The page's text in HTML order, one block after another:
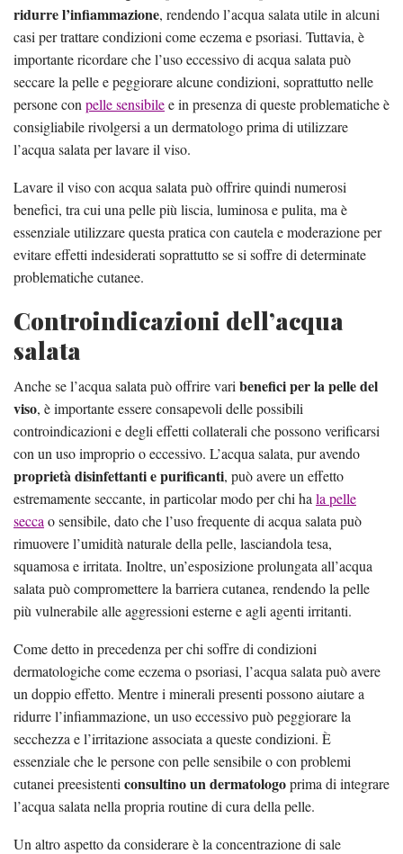
ridurre l’infiammazione, rendendo l’acqua salata utile in alcuni
casi per trattare condizioni come eczema e psoriasi. Tuttavia, è
importante ricordare che l’uso eccessivo di acqua salata può
seccare la pelle e peggiorare alcune condizioni, soprattutto nelle
persone con pelle sensibilee in presenza di queste problematiche è
consigliabile rivolgersi a un dermatologo prima di utilizzare
l’acqua salata per lavare il viso.
Lavare il viso con acqua salata può offrire quindi numerosi
benefici, tra cui una pelle più liscia, luminosa e pulita, ma è
essenziale utilizzare questa pratica con cautela e moderazione per
evitare effetti indesiderati soprattutto se si soffre di determinate
problematiche cutanee.
Controindicazioni dell’acqua
salata
Anche se l’acqua salata può offrire vari benefici per la pelle del
viso, è importante essere consapevoli delle possibili
controindicazioni e degli effetti collaterali che possono verificarsi
con un uso improprio o eccessivo. L’acqua salata, pur avendo
proprietà disinfettanti e purificanti, può avere un effetto
estremamente seccante, in particolar modo per chi ha la pelle
secca o sensibile, dato che l’uso frequente di acqua salata può
rimuovere l’umidità naturale della pelle, lasciandola tesa,
squamosa e irritata. Inoltre, un’esposizione prolungata all’acqua
salata può compromettere la barriera cutanea, rendendo la pelle
più vulnerabile alle aggressioni esterne e agli agenti irritanti.
Come detto in precedenza per chi soffre di condizioni
dermatologiche come eczema o psoriasi, l’acqua salata può avere
un doppio effetto. Mentre i minerali presenti possono aiutare a
ridurre l’infiammazione, un uso eccessivo può peggiorare la
secchezza e l’irritazione associata a queste condizioni. È
essenziale che le persone con pelle sensibile o con problemi
cutanei preesistenti consultino un dermatologoprima di integrare
l’acqua salata nella propria routine di cura della pelle.
Un altro aspetto da considerare è la concentrazione di sale